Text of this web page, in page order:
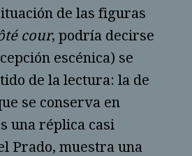
de las figuras
cour, podría decirse
escénica) se
de la lectura: la de
se conserva en
una réplica casi
Prado, muestra una